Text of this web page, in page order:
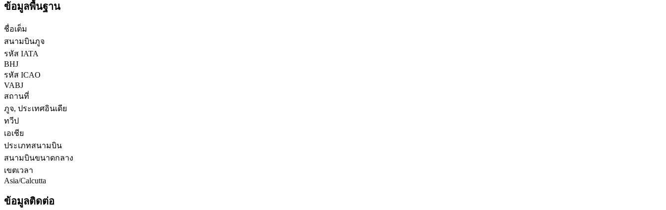
ข้อมูลพื้นฐาน
ชื่อเต็ม
สนามบินภูจ
รหัส IATA
BHJ
รหัส ICAO
VABJ
สถานที่
ภูจ, ประเทศอินเดีย
ทวีป
เอเชีย
ประเภทสนามบิน
สนามบินขนาดกลาง
เขตเวลา
Asia/Calcutta
ข้อมูลติดต่อ